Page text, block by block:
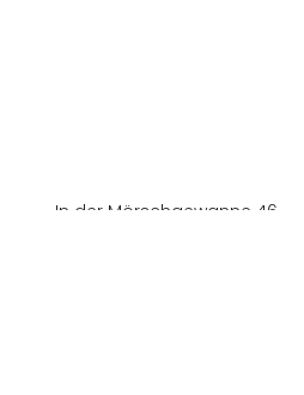
In der Mörschgewanne 46